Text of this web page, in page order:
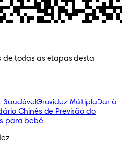
de todas as etapas desta
SaudávelGravidez MúltiplaDar à
Chinês de Previsão do
para bebé